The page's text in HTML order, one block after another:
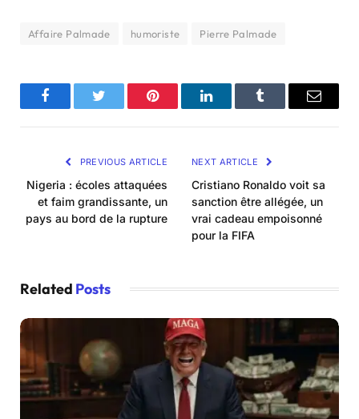
Affaire Palmade humoriste Pierre Palmade
FacebookTwitter Pinterest LinkedInTumblr Email
PREVIOUS ARTICLE
Nigeria : écoles attaquées
et faim grandissante, un
pays au bord de la rupture
NEXT ARTICLE
Cristiano Ronaldo voit sa
sanction être allégée, un
vrai cadeau empoisonné
pour la FIFA
Related Posts